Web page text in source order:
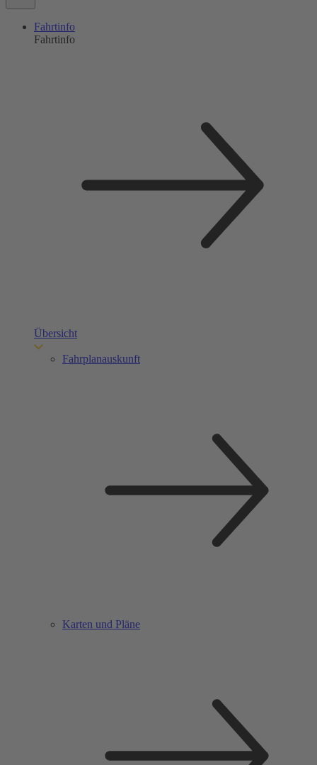
Fahrtinfo
Fahrtinfo
Übersicht
Fahrplanauskunft
Karten und Pläne